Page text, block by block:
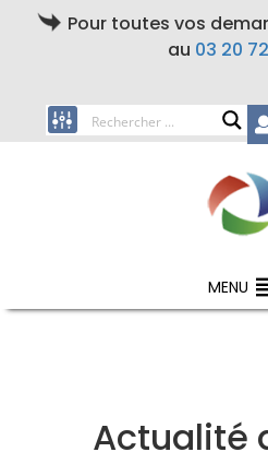
Pour toutes vos
au 03 20
MENU
Actualité